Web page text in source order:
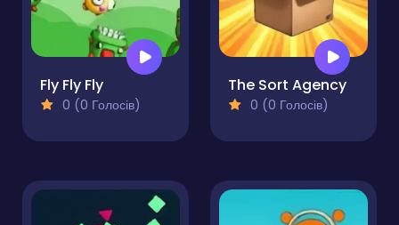
Fly Fly Fly
0 (0 Голосів)
The Sort Agency
0 (0 Голосів)